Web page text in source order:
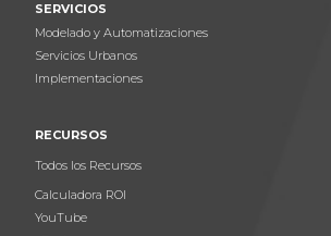
SERVICIOS
Modelado y Automatizaciones
Servicios Urbanos
Implementaciones
RECURSOS
Todos los Recursos
Calculadora ROI
YouTube